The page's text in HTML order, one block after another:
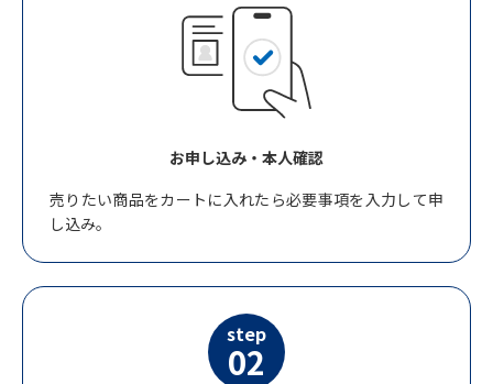
お申し込み・本人確認
売りたい商品をカートに入れたら必要事項を入力して申
し込み。
step
02